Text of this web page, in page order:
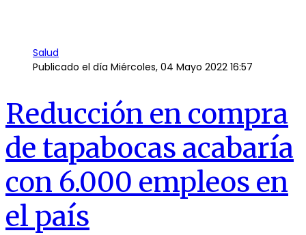
Salud
Publicado el día Miércoles, 04 Mayo 2022 16:57
Reducción en compra
de tapabocas acabaría
con 6.000 empleos en
el país